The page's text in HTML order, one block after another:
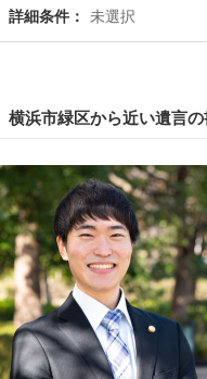
詳細条件 未選択
横浜市緑区から近い遺言